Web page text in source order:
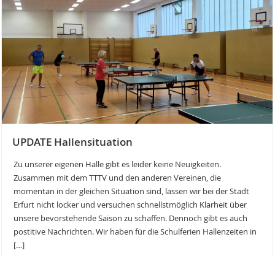
UPDATE Hallensituation
Zu unserer eigenen Halle gibt es leider keine Neuigkeiten.
Zusammen mit dem TTTV und den anderen Vereinen, die
momentan in der gleichen Situation sind, lassen wir bei der Stadt
Erfurt nicht locker und versuchen schnellstmöglich Klarheit über
unsere bevorstehende Saison zu schaffen. Dennoch gibt es auch
postitive Nachrichten. Wir haben für die Schulferien Hallenzeiten in
[…]